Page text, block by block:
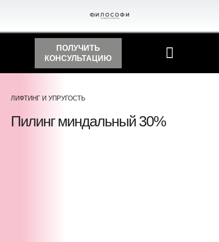
ПОЛУЧИТЬ
КОНСУЛЬТАЦИЮ
ЛИФТИНГ И УПРУГОСТЬ
Пилинг миндальный 30%